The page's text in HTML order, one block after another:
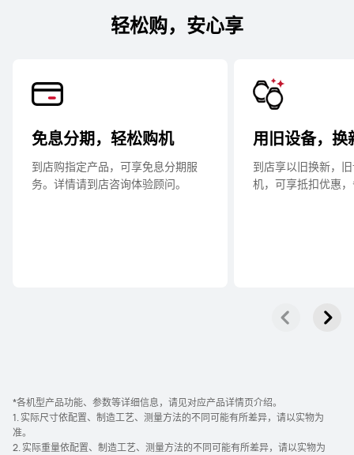
轻松购，安心享
免息分期，轻松购机
到店购指定产品，可享免息分期服
务。详情请到店咨询体验顾⁠问。
用旧设备，换
到店享以旧换新，
机，可享抵扣优惠
*各机型产品功能、参数等详细信息，请见对应产品详情页介⁠绍。
1. 实际尺寸依配置、制造工艺、测量方法的不同可能有所差异，请以实物为
准。
2. 实际重量依配置、制造工艺、测量方法的不同可能有所差异，请以实物为